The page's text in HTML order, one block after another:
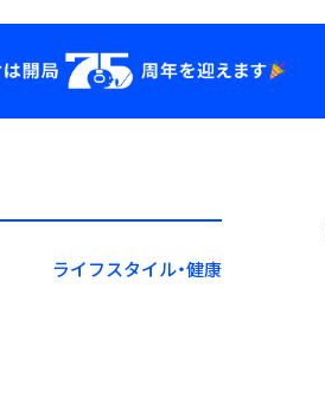
YouTube
会社情報
ライフスタイル・健康